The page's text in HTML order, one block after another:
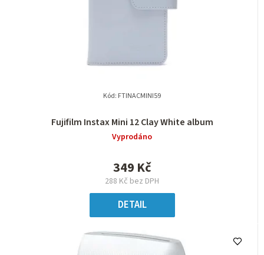
Fujifilm Instax Mini 12 Clay White album
Vyprodáno
288 Kč bez DPH
349 Kč
DETAIL
Kód: FTINACMINI59